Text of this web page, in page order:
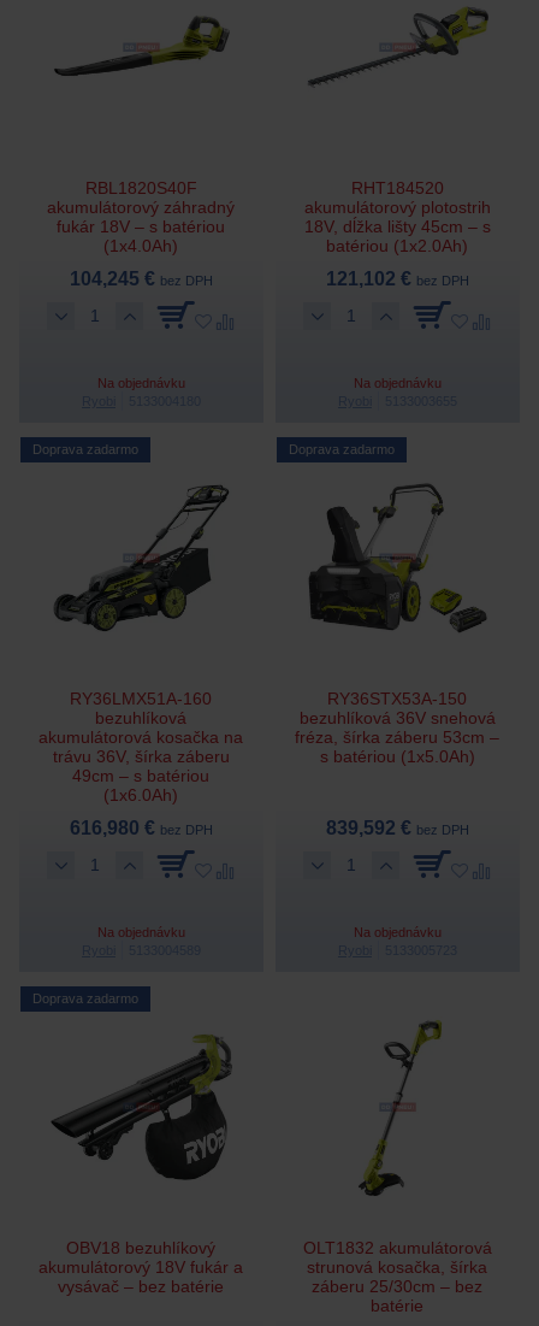
RBL1820S40F
akumulátorový záhradný
fukár 18V – s batériou
(1x4.0Ah)
104,245 € bez DPH
Na objednávku
RHT184520
akumulátorový plotostrih
18V, dĺžka lišty 45cm – s
batériou (1x2.0Ah)
121,102 € bez DPH
Na objednávku
Doprava zadarmo
RY36LMX51A-160
bezuhlíková
akumulátorová kosačka na
trávu 36V, šírka záberu
49cm – s batériou
(1x6.0Ah)
616,980 € bez DPH
Na objednávku
Doprava zadarmo
RY36STX53A-150
bezuhlíková 36V snehová
fréza, šírka záberu 53cm –
s batériou (1x5.0Ah)
839,592 € bez DPH
Na objednávku
Doprava zadarmo
OBV18 bezuhlíkový
akumulátorový 18V fukár a
vysávač – bez batérie
OLT1832 akumulátorová
strunová kosačka, šírka
záberu 25/30cm – bez
batérie